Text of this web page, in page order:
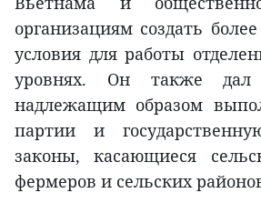
организациям создать
условия для работы
уровнях. Он также дал
надлежащим образом
партии и
законы, касающиеся
фермеров и сельских